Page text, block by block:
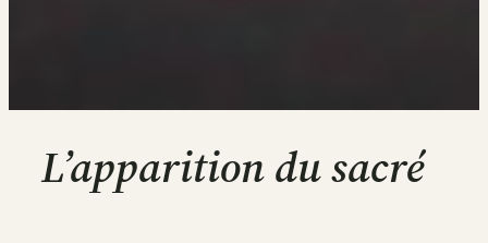
L’apparition du sacré